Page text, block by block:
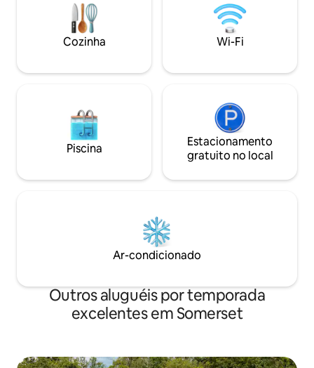
desejam uma reconexão tranquila.
carro. A
externa que é
hóspedes
deslumbrantes
Cozinha Wi-Fi
Piscina
Estacionamento
gratuito no local
Ar-condicionado
Outros aluguéis por temporada
excelentes em Somerset